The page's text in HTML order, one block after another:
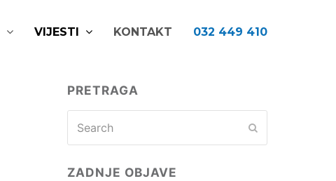
VIJESTI KONTAKT 032 449 410
PRETRAGA
ZADNJE OBJAVE